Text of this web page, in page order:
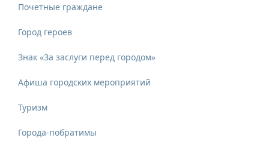
Почетные граждане
Город героев
Знак «За заслуги перед городом»
Афиша городских мероприятий
Туризм
Города-побратимы